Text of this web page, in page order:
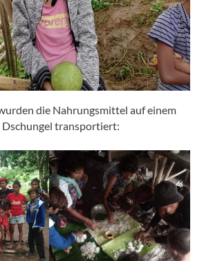
die Nahrungsmittel auf einem
transportiert: